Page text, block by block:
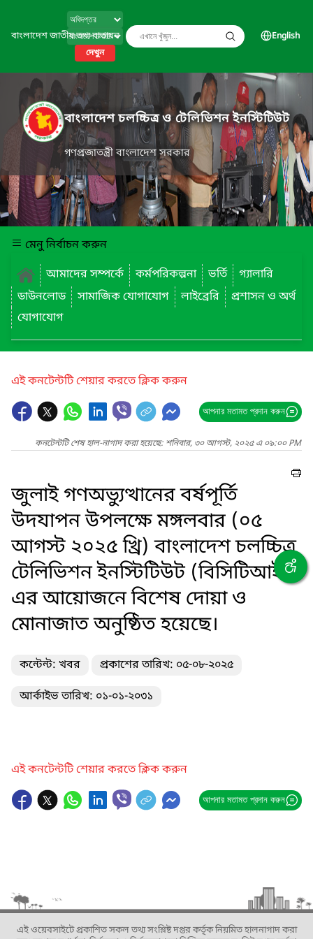
বাংলাদেশ জাতীয় তথ্য বাতায়ন
দেখুন
English
বাংলাদেশ চলচ্চিত্র ও টেলিভিশন ইনস্টিটিউট
গণপ্রজাতন্ত্রী বাংলাদেশ সরকার
মেনু নির্বাচন করুন
আমাদের সম্পর্কে
কর্মপরিকল্পনা ভর্তি
গ্যালারি
ডাউনলোড
সামাজিক যোগাযোগ লাইব্রেরি
প্রশাসন ও অর্থ
যোগাযোগ
এই কনটেন্টটি শেয়ার করতে ক্লিক করুন
আপনার মতামত প্রদান করুন
কনটেন্টটি শেষ হাল-নাগাদ করা হয়েছে: শনিবার, ৩০ আগস্ট, ২০২৫ এ ০৯:০০ PM
জুলাই গণঅভ্যুত্থানের বর্ষপূর্তি
উদযাপন উপলক্ষে মঙ্গলবার (০৫
আগস্ট ২০২৫ খ্রি) বাংলাদেশ চলচ্চিত্র
টেলিভিশন ইনস্টিটিউট (বিসিটিআই)
এর আয়োজনে বিশেষ দোয়া ও
মোনাজাত অনুষ্ঠিত হয়েছে।
কন্টেন্ট: খবর প্রকাশের তারিখ: ০৫-০৮-২০২৫
আর্কাইভ তারিখ: ০১-০১-২০৩১
এই কনটেন্টটি শেয়ার করতে ক্লিক করুন
আপনার মতামত প্রদান করুন
এই ওয়েবসাইটে প্রকাশিত সকল তথ্য সংশ্লিষ্ট দপ্তর কর্তৃক নিয়মিত হালনাগাদ করা